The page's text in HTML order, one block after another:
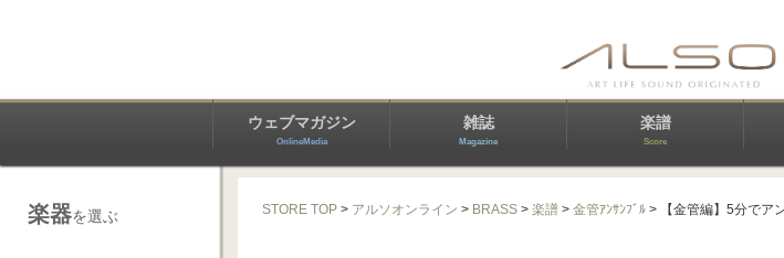
ウェブマガジン
OnlineMedia
雑誌
Magazine
楽譜
Score
楽器を選ぶ STORE TOP > アルソオンライン > BRASS >楽譜 >金管ｱﾝｻﾝﾌﾞﾙ > 【金管編】5分でア